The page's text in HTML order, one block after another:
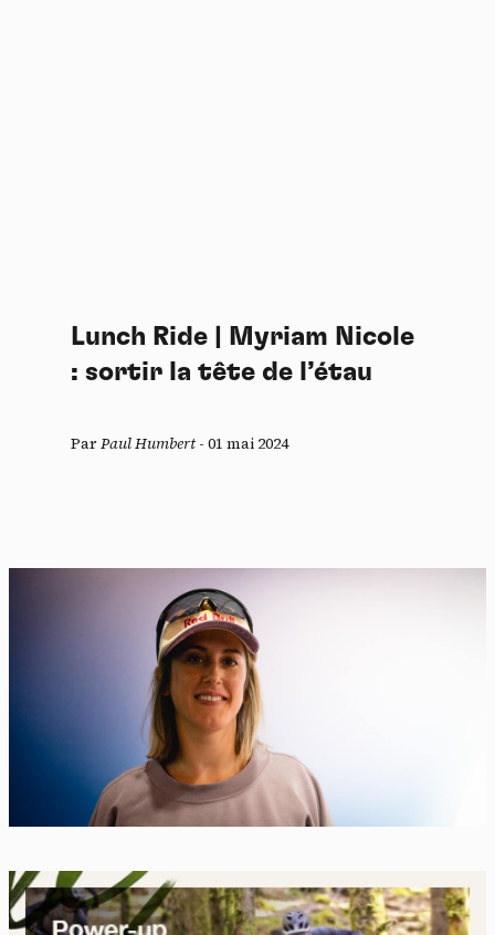
Lunch Ride | Myriam Nicole
: sortir la tête de l’étau
ParPaul Humbert- 01 mai 2024